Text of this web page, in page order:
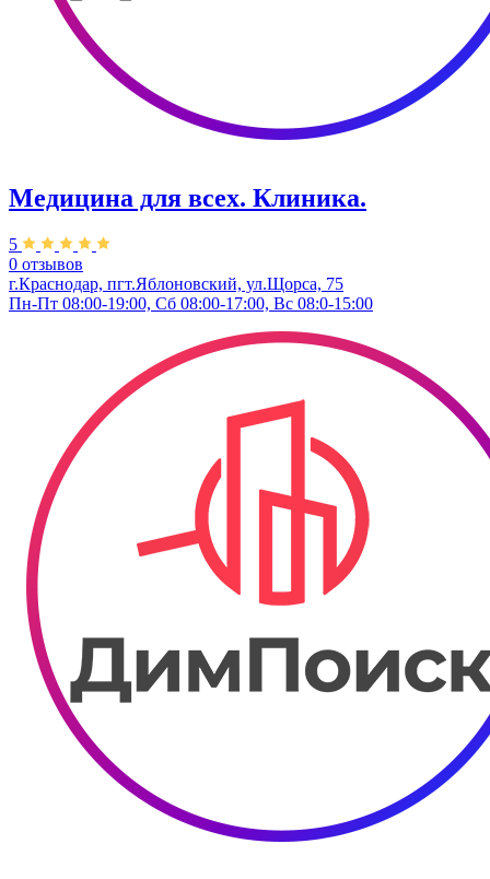
Медицина для всех. Клиника.
5
0 отзывов
г.Краснодар, пгт.Яблоновский, ул.Щорса, 75
Пн-Пт 08:00-19:00, Сб 08:00-17:00, Вс 08:0-15:00